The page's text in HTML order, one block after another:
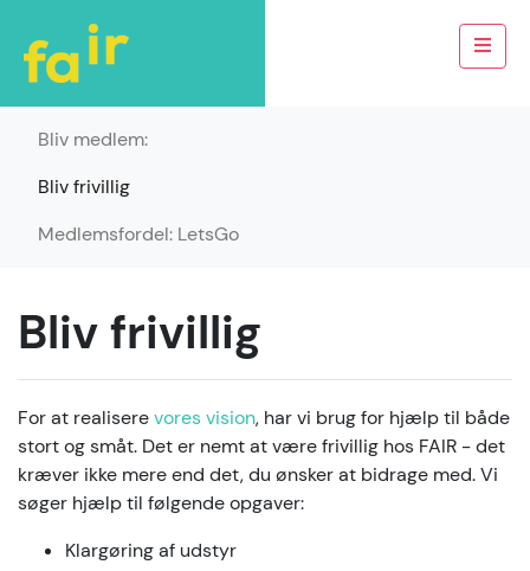
Bliv medlem:
Bliv frivillig
Medlemsfordel: LetsGo
Bliv frivillig
For at realiserevores vision, har vi brug for hjælp til både
stort og småt. Det er nemt at være frivillig hos FAIR - det
kræver ikke mere end det, du ønsker at bidrage med. Vi
søger hjælp til følgende opgaver:
Klargøring af udstyr